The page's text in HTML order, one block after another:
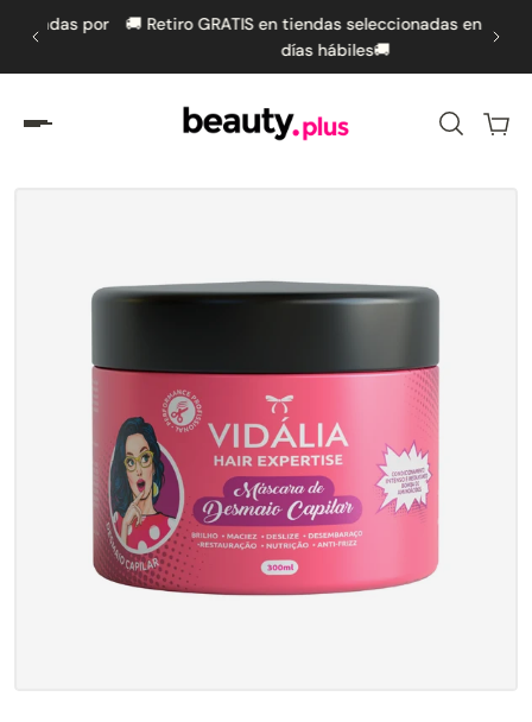
al contenido
🚚 Retiro GRATIS en tiendas seleccionadas en hasta 5
días hábiles🚚